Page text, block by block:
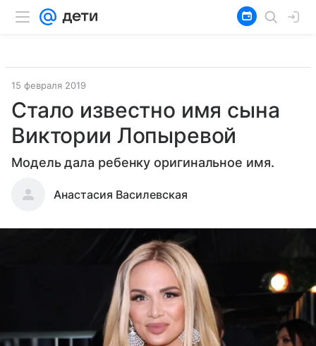
15 февраля 2019
Стало известно имя сына
Виктории Лопыревой
Модель дала ребенку оригинальное имя.
Анастасия Василевская